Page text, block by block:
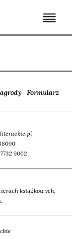
Formularz
9062
książkowych,